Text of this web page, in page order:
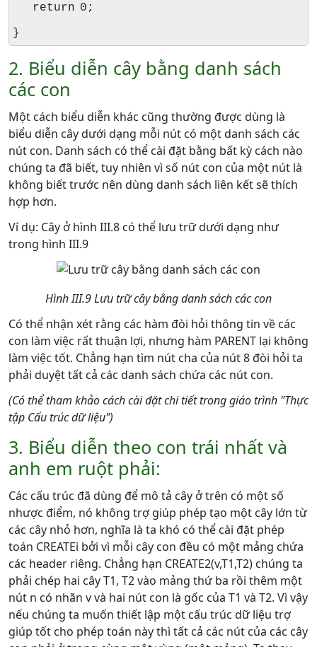
return 0;
}
2. Biểu diễn cây bằng danh sách
các con
Một cách biểu diễn khác cũng thường được dùng là
biểu diễn cây dưới dạng mỗi nút có một danh sách các
nút con. Danh sách có thể cài đặt bằng bất kỳ cách nào
chúng ta đã biết, tuy nhiên vì số nút con của một nút là
không biết trước nên dùng danh sách liên kết sẽ thích
hợp hơn.
Ví dụ: Cây ở hình III.8 có thể lưu trữ dưới dạng như
trong hình III.9
Hình III.9 Lưu trữ cây bằng danh sách các con
Có thể nhận xét rằng các hàm đòi hỏi thông tin về các
con làm việc rất thuận lợi, nhưng hàm PARENT lại không
làm việc tốt. Chẳng hạn tìm nút cha của nút 8 đòi hỏi ta
phải duyệt tất cả các danh sách chứa các nút con.
(Có thể tham khảo cách cài đặt chi tiết trong giáo trình "Thực
tập Cấu trúc dữ liệu")
3. Biểu diễn theo con trái nhất và
anh em ruột phải:
Các cấu trúc đã dùng để mô tả cây ở trên có một số
nhược điểm, nó không trợ giúp phép tạo một cây lớn từ
các cây nhỏ hơn, nghĩa là ta khó có thể cài đặt phép
toán CREATEi bởi vì mỗi cây con đều có một mảng chứa
các header riêng. Chẳng hạn CREATE2(v,T1,T2) chúng ta
phải chép hai cây T1, T2 vào mảng thứ ba rồi thêm một
nút n có nhãn v và hai nút con là gốc của T1 và T2. Vì vậy
nếu chúng ta muốn thiết lập một cấu trúc dữ liệu trợ
giúp tốt cho phép toán này thì tất cả các nút của các cây